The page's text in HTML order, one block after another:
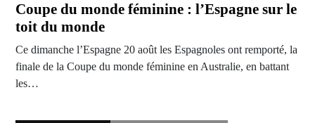
Coupe du monde féminine : l’Espagne sur le
toit du monde
Ce dimanche l’Espagne 20 août les Espagnoles ont remporté, la
finale de la Coupe du monde féminine en Australie, en battant
les…